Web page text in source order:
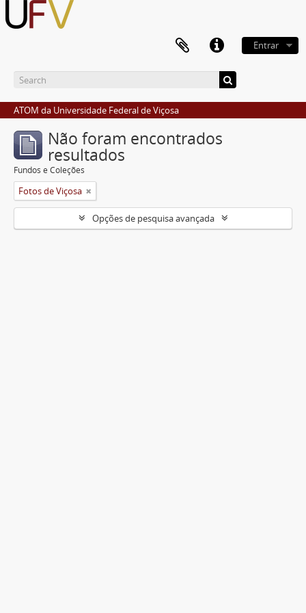
Entrar
ATOM da Universidade Federal de Viçosa
Não foram encontrados
resultados
Fundos e Coleções
Fotos de Viçosa
Opções de pesquisa avançada